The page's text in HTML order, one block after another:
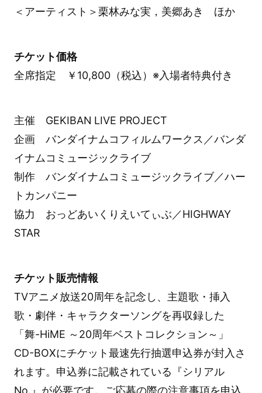
＜アーティスト＞栗林みな実，美郷あき ほか
チケット価格
全席指定 ￥10,800（税込）※入場者特典付き
主催 GEKIBAN LIVE PROJECT
企画 バンダイナムコフィルムワークス／バンダ
イナムコミュージックライブ
制作 バンダイナムコミュージックライブ／ハー
トカンパニー
協力 おっどあいくりえいてぃぶ／HIGHWAY
STAR
チケット販売情報
TVアニメ放送20周年を記念し、主題歌・挿入
歌・劇伴・キャラクターソングを再収録した
「舞-HiME ～20周年ベストコレクション～」
CD-BOXにチケット最速先行抽選申込券が封入さ
れます。申込券に記載されている『シリアル
No.』が必要です。ご応募の際の注意事項を申込